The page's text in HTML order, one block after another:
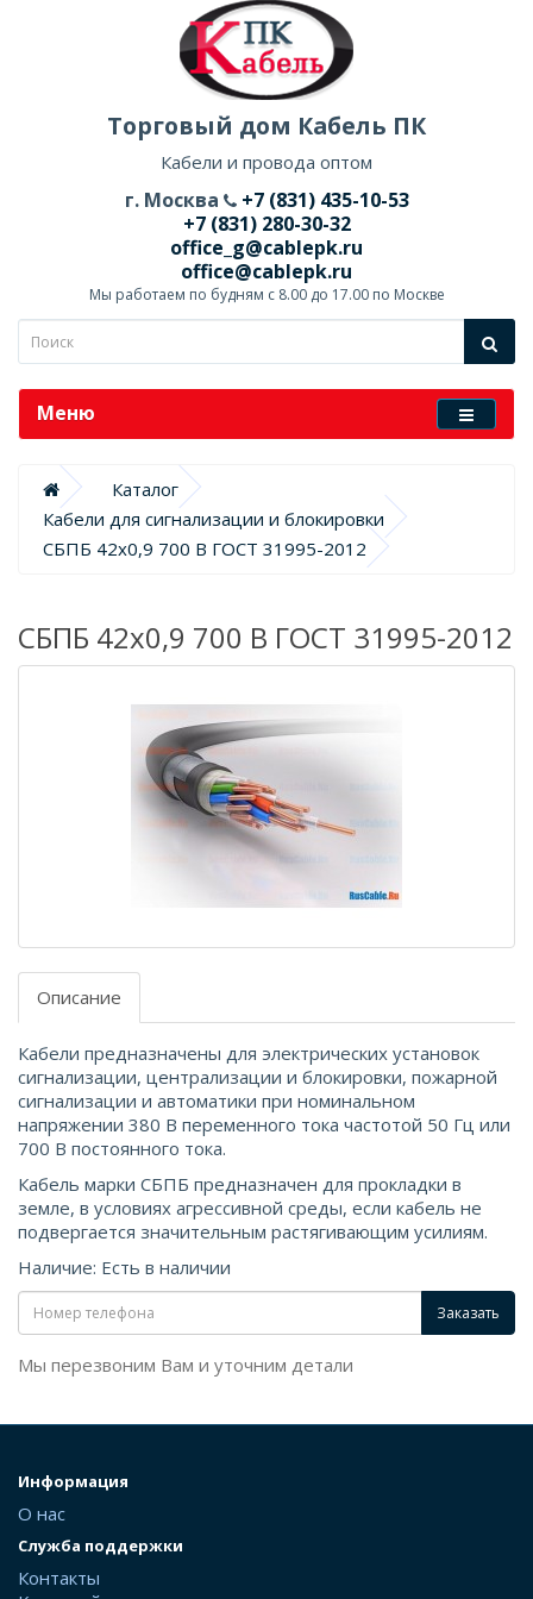
Торговый дом Кабель ПК
Кабели и провода оптом
г. Москва
+7 (831) 435-10-53
+7 (831) 280-30-32
office_g@cablepk.ru
office@cablepk.ru
Мы работаем по будням с 8.00 до 17.00 по Москве
Меню
Каталог
Кабели для сигнализации и блокировки
СБПБ 42х0,9 700 В ГОСТ 31995-2012
СБПБ 42х0,9 700 В ГОСТ 31995-2012
Описание
Кабели предназначены для электрических установок
сигнализации, централизации и блокировки, пожарной
сигнализации и автоматики при номинальном
напряжении 380 В переменного тока частотой 50 Гц или
700 В постоянного тока.
Кабель марки СБПБ предназначен для прокладки в
земле, в условиях агрессивной среды, если кабель не
подвергается значительным растягивающим усилиям.
Наличие: Есть в наличии
Заказать
Мы перезвоним Вам и уточним детали
Информация
О нас
Служба поддержки
Контакты